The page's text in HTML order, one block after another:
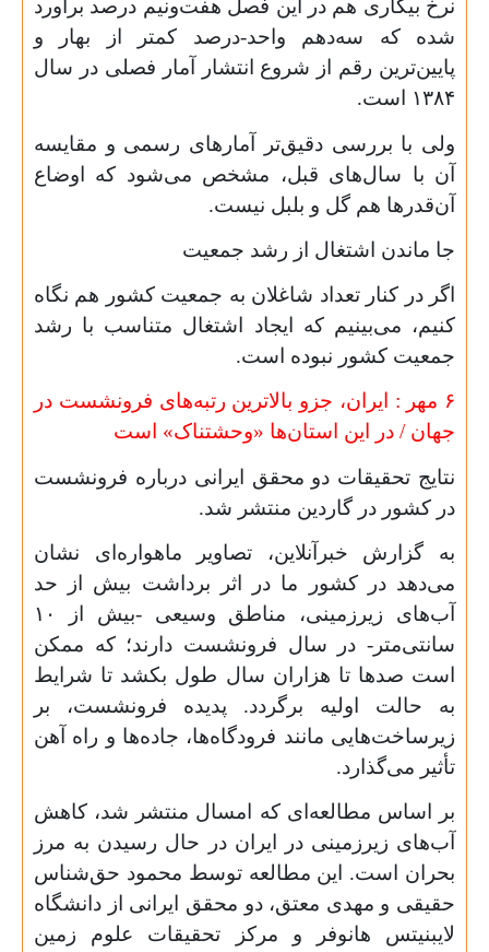
نرخ بیکاری هم در این فصل هفت‌ونیم درصد برآورد
شده که سه‌دهم واحد-درصد کمتر از بهار و
پایین‌ترین رقم از شروع انتشار آمار فصلی در سال
۱۳۸۴ است.
ولی با بررسی دقیق‌تر آمارهای رسمی و مقایسه
آن با سال‌های قبل، مشخص می‌شود که اوضاع
آن‌قدرها هم گل و بلبل نیست.
جا ماندن اشتغال از رشد جمعیت
اگر در کنار تعداد شاغلان به جمعیت کشور هم نگاه
کنیم، می‌بینیم که ایجاد اشتغال متناسب با رشد
جمعیت کشور نبوده است.
۶ مهر : ایران، جزو بالاترین رتبه‌های فرونشست در
جهان / در این استان‌ها «وحشتناک» است
نتایج تحقیقات دو محقق ایرانی درباره فرونشست
در کشور در گاردین منتشر شد.
به گزارش خبرآنلاین، تصاویر ماهواره‌ای نشان
می‌دهد در کشور ما در اثر برداشت بیش از حد
آب‌های زیرزمینی، مناطق وسیعی -بیش از
۱۰
سانتی‌متر- در سال فرونشست دارند؛ که ممکن
است صد‌ها تا هزاران سال طول بکشد تا شرایط
به حالت اولیه برگردد. پدیده فرونشست، بر
زیرساخت‌هایی مانند فرودگاه‌ها، جاده‌ها و راه آهن
تأثیر می‌گذارد.
بر اساس مطالعه‌ای که امسال منتشر شد، کاهش
آب‌های زیرزمینی در ایران در حال رسیدن به مرز
بحران است. این مطالعه توسط محمود حق‌شناس
حقیقی و مهدی معتق، دو محقق ایرانی از دانشگاه
لایبنیتس هانوفر و مرکز تحقیقات علوم زمین